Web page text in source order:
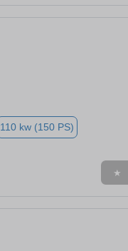
110 kw (150 PS)
★